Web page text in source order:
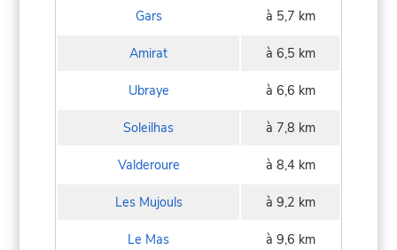
Gars à 5,7 km
Amirat à 6,5 km
Ubraye à 6,6 km
Soleilhas à 7,8 km
Valderoure à 8,4 km
Les Mujouls à 9,2 km
Le Mas à 9,6 km